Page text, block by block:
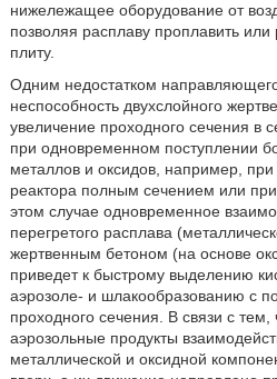
нижележащее оборудование от
позволяя расплаву проплавить
плиту.
Одним недостатком направляющего
неспособность двухслойного
увеличение проходного сечения в
при одновременном поступлении
металлов и оксидов, например,
реактора полным сечением или
этом случае одновременное
перегретого расплава
жертвенным бетоном (на основе
приведет к быстрому выделению
аэрозоле- и шлакообразованию с
проходного сечения. В связи с тем,
аэрозольные продукты
металлической и оксидной